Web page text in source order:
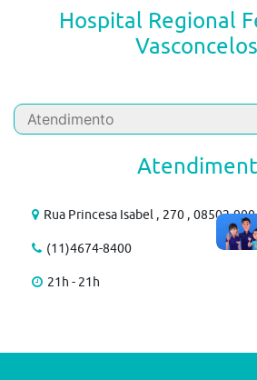
Hospital Regional
Vasconcelos
Rua Princesa Isabel , 270 , 08502-900
(11)4674-8400
21h - 21h